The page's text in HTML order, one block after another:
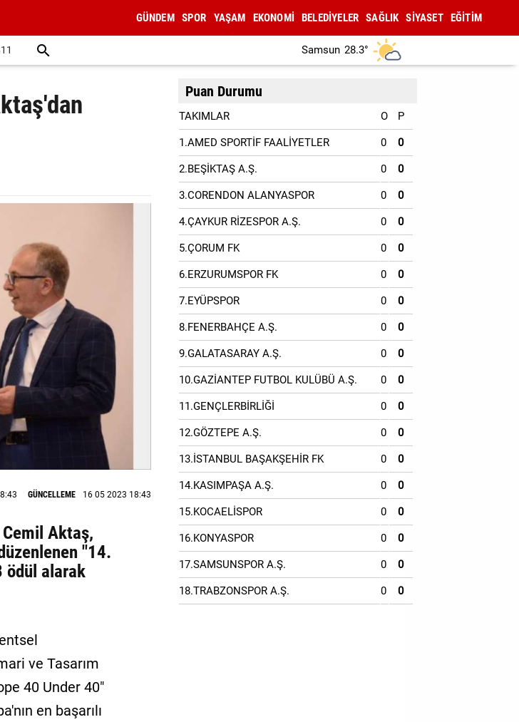
GÜNDEM SPOR YAŞAM EKONOMİ BELEDİYELER SAĞLIK SİYASET EĞİTİM
Samsun 28.3°
GÜNCELLEME 16 05 2023 18:43
Aktaş,
"14.
ödül alarak
ve Tasarım
40 Under 40"
en başarılı
Puan Durumu
TAKIMLAR O P
1.AMED SPORTİF FAALİYETLER 0 0
2.BEŞİKTAŞ A.Ş. 0 0
3.CORENDON ALANYASPOR 0 0
4.ÇAYKUR RİZESPOR A.Ş. 0 0
5.ÇORUM FK 0 0
6.ERZURUMSPOR FK 0 0
7.EYÜPSPOR 0 0
8.FENERBAHÇE A.Ş. 0 0
9.GALATASARAY A.Ş. 0 0
10.GAZİANTEP FUTBOL KULÜBÜ A.Ş. 0 0
11.GENÇLERBİRLİĞİ 0 0
12.GÖZTEPE A.Ş. 0 0
13.İSTANBUL BAŞAKŞEHİR FK 0 0
14.KASIMPAŞA A.Ş. 0 0
15.KOCAELİSPOR 0 0
16.KONYASPOR 0 0
17.SAMSUNSPOR A.Ş. 0 0
18.TRABZONSPOR A.Ş. 0 0